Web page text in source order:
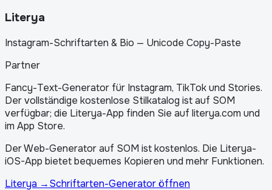
Literya
Instagram-Schriftarten & Bio — Unicode Copy-Paste
Partner
Fancy-Text-Generator für Instagram, TikTok und Stories.
Der vollständige kostenlose Stilkatalog ist auf SOM
verfügbar; die Literya-App finden Sie auf literya.com und
im App Store.
Der Web-Generator auf SOM ist kostenlos. Die Literya-
iOS-App bietet bequemes Kopieren und mehr Funktionen.
Literya →Schriftarten-Generator öffnen